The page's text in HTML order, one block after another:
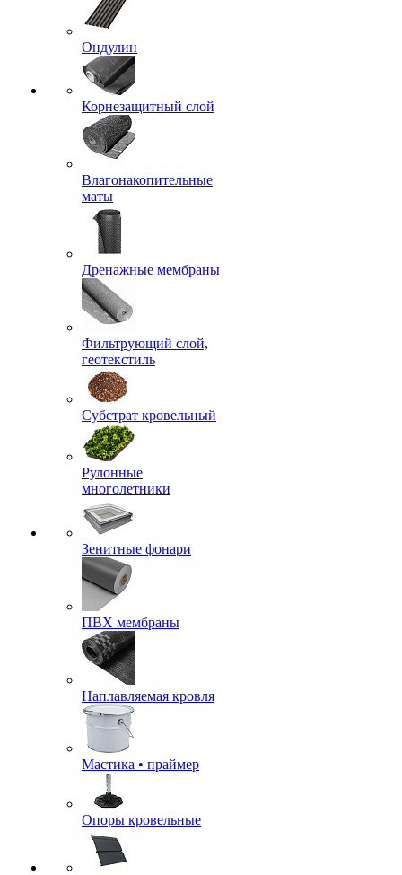
Ондулин
Корнезащитный слой
Влагонакопительные
маты
Дренажные мембраны
Фильтрующий слой,
геотекстиль
Субстрат кровельный
Рулонные
многолетники
Зенитные фонари
ПВХ мембраны
Наплавляемая кровля
Мастика • праймер
Опоры кровельные